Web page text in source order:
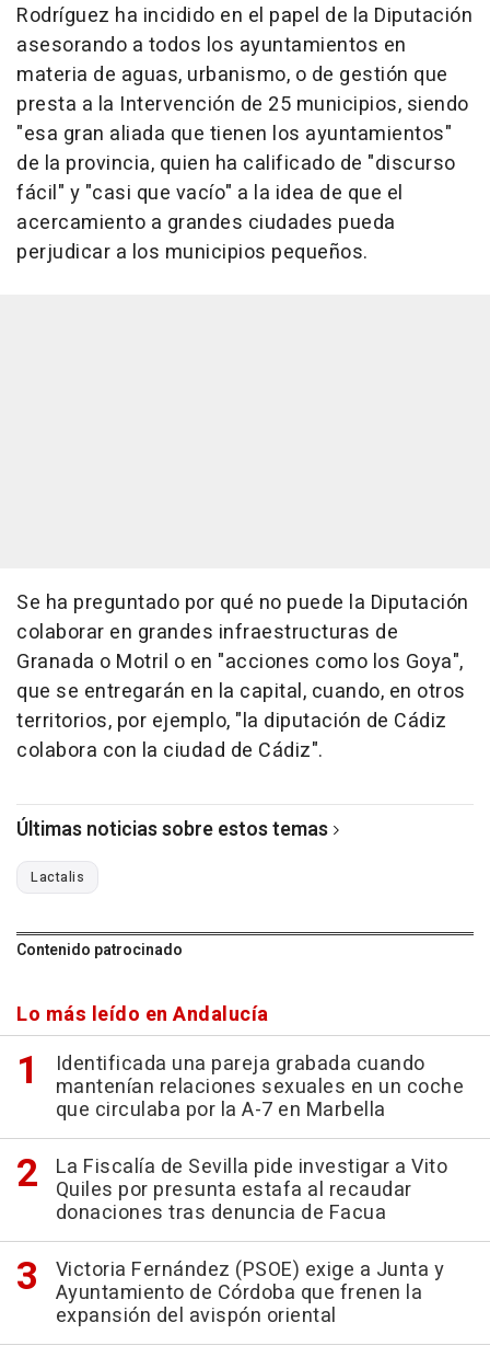
Rodríguez ha incidido en el papel de la Diputación
asesorando a todos los ayuntamientos en
materia de aguas, urbanismo, o de gestión que
presta a la Intervención de 25 municipios, siendo
"esa gran aliada que tienen los ayuntamientos"
de la provincia, quien ha calificado de "discurso
fácil" y "casi que vacío" a la idea de que el
acercamiento a grandes ciudades pueda
perjudicar a los municipios pequeños.
Se ha preguntado por qué no puede la Diputación
colaborar en grandes infraestructuras de
Granada o Motril o en "acciones como los Goya",
que se entregarán en la capital, cuando, en otros
territorios, por ejemplo, "la diputación de Cádiz
colabora con la ciudad de Cádiz".
Últimas noticias sobre estos temas
Lactalis
Contenido patrocinado
Lo más leído en Andalucía
Identificada una pareja grabada cuando
mantenían relaciones sexuales en un coche
que circulaba por la A-7 en Marbella
La Fiscalía de Sevilla pide investigar a Vito
Quiles por presunta estafa al recaudar
donaciones tras denuncia de Facua
Victoria Fernández (PSOE) exige a Junta y
Ayuntamiento de Córdoba que frenen la
expansión del avispón oriental